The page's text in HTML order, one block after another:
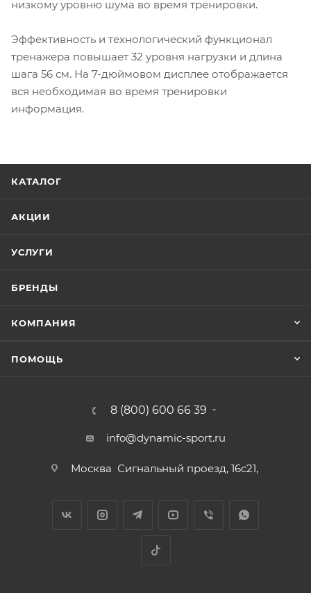
низкому уровню шума во время тренировки.
Эффективность и технологический функционал
тренажера повышает 32 уровня нагрузки и длина
шага 56 см. На 7-дюймовом дисплее отображается
вся необходимая во время тренировки
информация.
КАТАЛОГ
АКЦИИ
УСЛУГИ
БРЕНДЫ
КОМПАНИЯ
ПОМОЩЬ
8 (800) 600 66 39
info@dynamic-sport.ru
Москва Сигнальный проезд, 16с21,